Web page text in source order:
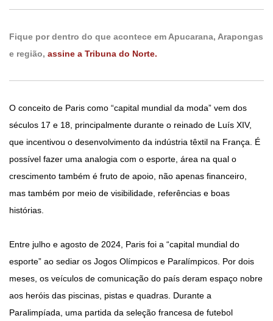
Fique por dentro do que acontece em Apucarana, Arapongas
e região, assine a Tribuna do Norte.
O conceito de Paris como “capital mundial da moda” vem dos
séculos 17 e 18, principalmente durante o reinado de Luís XIV,
que incentivou o desenvolvimento da indústria têxtil na França. É
possível fazer uma analogia com o esporte, área na qual o
crescimento também é fruto de apoio, não apenas financeiro,
mas também por meio de visibilidade, referências e boas
histórias.
Entre julho e agosto de 2024, Paris foi a “capital mundial do
esporte” ao sediar os Jogos Olímpicos e Paralímpicos. Por dois
meses, os veículos de comunicação do país deram espaço nobre
aos heróis das piscinas, pistas e quadras. Durante a
Paralimpíada, uma partida da seleção francesa de futebol